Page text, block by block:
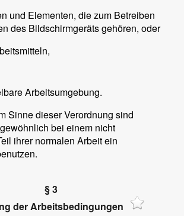
und Elementen, die zum Betreiben
des Bildschirmgeräts gehören, oder
Arbeitsumgebung.
Sinne dieser Verordnung sind
bei einem nicht
ihrer normalen Arbeit ein
§ 3
der Arbeitsbedingungen